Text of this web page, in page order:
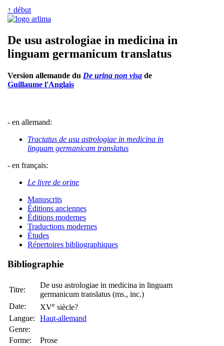
↑ début
De usu astrologiae in medicina in
linguam germanicum translatus
Version allemande du De urina non visa de
Guillaume l'Anglais
- en allemand:
Tractatus de usu astrologiae in medicina in
linguam germanicam translatus
- en français:
Le livre de orine
Manuscrits
Éditions anciennes
Éditions modernes
Traductions modernes
Études
Répertoires bibliographiques
Bibliographie
Titre:
De usu astrologiae in medicina in linguam
germanicum translatus (ms., inc.)
Date:
XVe siècle?
Langue:
Haut-allemand
Genre:
Forme:
Prose